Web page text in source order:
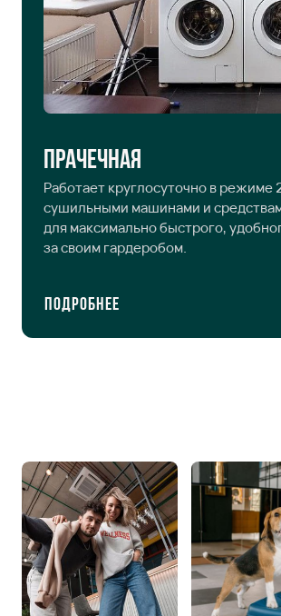
Прачечная
Работает круглосуточно в
сушильными машинами и
для максимально быстрого,
за своим гардеробом.
Подробнее